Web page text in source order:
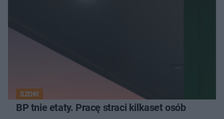
SZOK!
BP tnie etaty. Pracę straci kilkaset osób